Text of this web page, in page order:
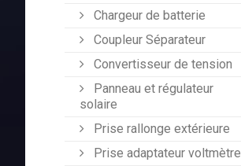
Chargeur de batterie
Coupleur Séparateur
Convertisseur de tension
Panneau et régulateur
solaire
Prise rallonge extérieure
Prise adaptateur voltmètre